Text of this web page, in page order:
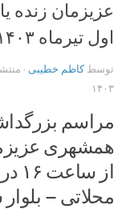
عزیزمان زنده
اول تیرماه ۱۴۰۳
توسطکاظم خطیبی ·
۱۴۰۳
مراسم
محلاتی –